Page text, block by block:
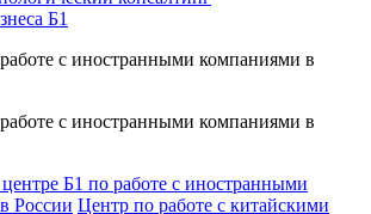
Б1
с иностранными компаниями в
с иностранными компаниями в
Б1 по работе с иностранными
России Центр по работе с китайскими